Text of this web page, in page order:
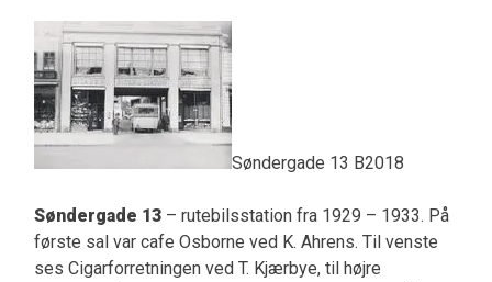
Søndergade 13 B2018
Søndergade 13– rutebilsstation fra 1929 – 1933. På
første sal var cafe Osborne ved K. Ahrens. Til venste
ses Cigarforretningen ved T. Kjærbye, til højre